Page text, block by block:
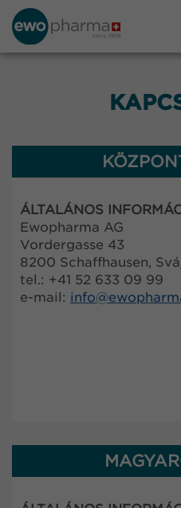
ÁLTALÁNOS
Ewopharma AG
Vordergasse 43
8200 Schaffhausen,
tel.: +41 52 633 09 99
e-mail: info@